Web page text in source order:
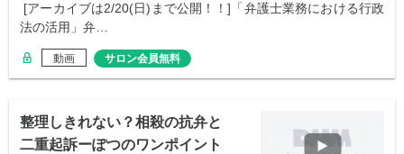
[アーカイブは2/20(日)まで公開！！]「弁護士業務における行政
法の活用」弁…
動画 サロン会員無料
整理しきれない？相殺の抗弁と
二重起訴ーぽつのワンポイント